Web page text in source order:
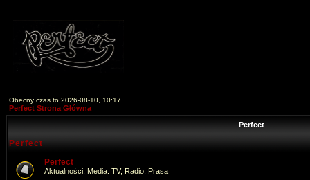
Obecny czas to 2026-08-10, 10:17
Perfect Strona Główna
Perfect
Perfect
Perfect
Aktualności, Media: TV, Radio, Prasa